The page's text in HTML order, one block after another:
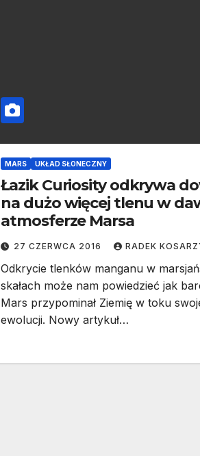
MARS UKŁAD SŁONECZNY
Łazik Curiosity odkrywa
na dużo więcej tlenu w
atmosferze Marsa
27 CZERWCA 2016 RADEK
Odkrycie tlenków manganu w
skałach może nam powiedzieć jak
Mars przypominał Ziemię w toku
ewolucji. Nowy artykuł…